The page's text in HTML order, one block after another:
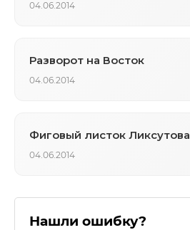
04.06.2014
Разворот на Восток
04.06.2014
Фиговый листок Ликсутова
04.06.2014
Нашли ошибку?